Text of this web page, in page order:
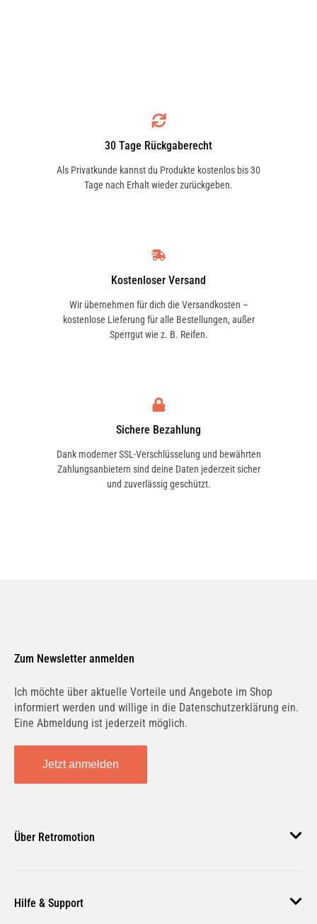
30 Tage Rückgaberecht
Als Privatkunde kannst du Produkte kostenlos bis 30
Tage nach Erhalt wieder zurückgeben.
Kostenloser Versand
Wir übernehmen für dich die Versandkosten –
kostenlose Lieferung für alle Bestellungen, außer
Sperrgut wie z. B. Reifen.
Sichere Bezahlung
Dank moderner SSL-Verschlüsselung und bewährten
Zahlungsanbietern sind deine Daten jederzeit sicher
und zuverlässig geschützt.
Zum Newsletter anmelden
Ich möchte über aktuelle Vorteile und Angebote im Shop
informiert werden und willige in die Datenschutzerklärung ein.
Eine Abmeldung ist jederzeit möglich.
Jetzt anmelden
Über Retromotion
Unsere Jobs
Hilfe & Support